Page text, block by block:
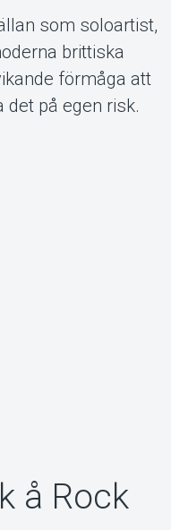
som soloartist,
brittiska
förmåga att
på egen risk.
å Rock